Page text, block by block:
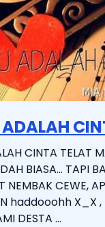
CINTA TELAT
BIASA… TAPI
NEMBAK CEWE,
haddooohh X_X ,
DESTA ...